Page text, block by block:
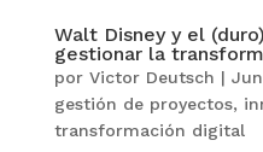
Walt Disney y el
gestionar la
por Victor Deutsch |
gestión de proyectos,
transformación digital